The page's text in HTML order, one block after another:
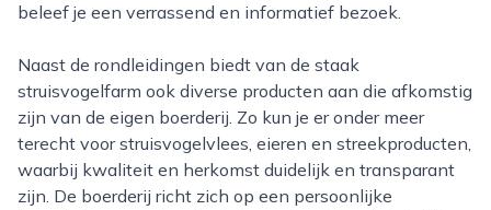
beleef je een verrassend en informatief bezoek.
Naast de rondleidingen biedt van de staak
struisvogelfarm ook diverse producten aan die afkomstig
zijn van de eigen boerderij. Zo kun je er onder meer
terecht voor struisvogelvlees, eieren en streekproducten,
waarbij kwaliteit en herkomst duidelijk en transparant
zijn. De boerderij richt zich op een persoonlijke